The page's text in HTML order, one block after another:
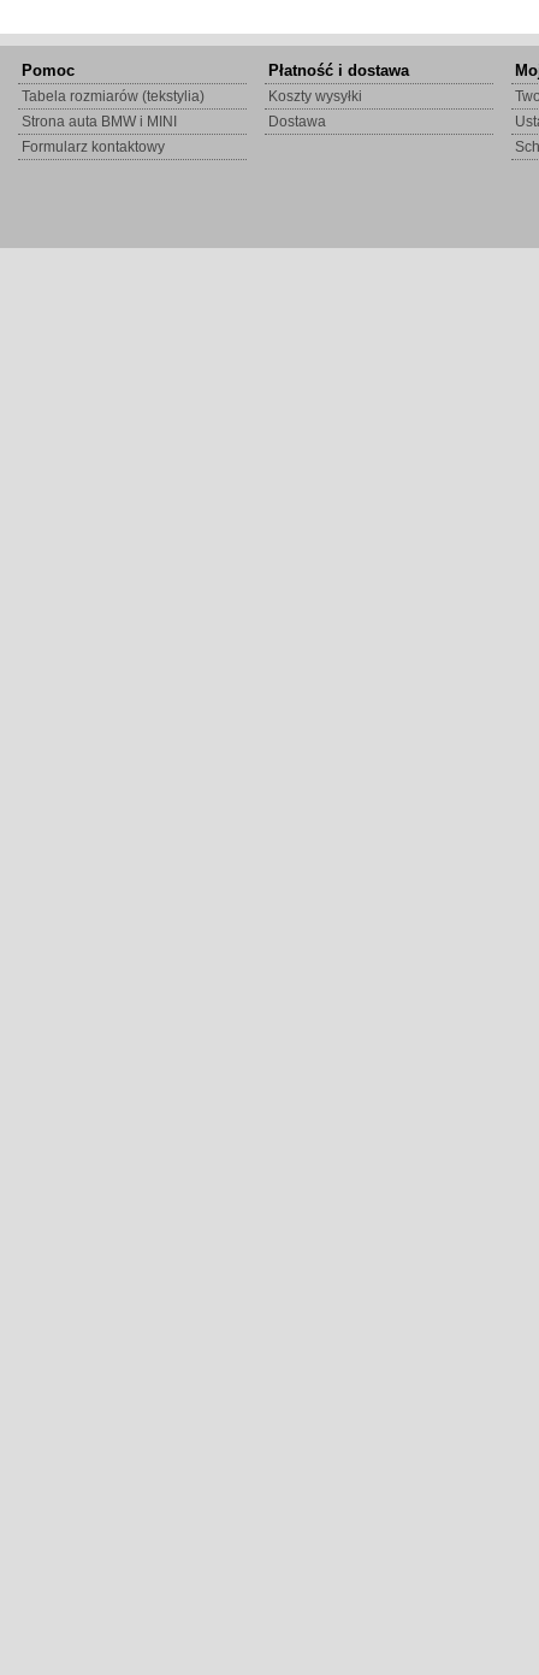
Pomoc
Tabela rozmiarów (tekstylia)
Strona auta BMW i MINI
Formularz kontaktowy
Płatność i dostawa
Koszty wysyłki
Dostawa